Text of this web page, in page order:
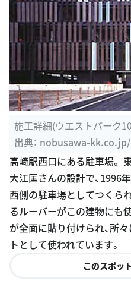
施工詳細(ウエストパーク
高崎市の信澤 ...
出典： nobusawa-
d=34
高崎駅西口にある駐車場。
大江匡さんの設計で、1996
西側の駐車場としてつくら
るルーバーがこの建物にも
が全面に貼り付けられ、所
トとして使われています。
このスポッ